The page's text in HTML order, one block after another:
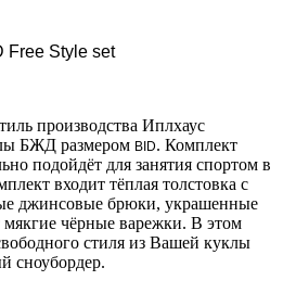
Free Style set
производства Иплхаус
БЖД размером BID. Комплект
подойдёт для занятия спортом в
входит тёплая толстовка с
джинсовые брюки, украшенные
чёрные варежки. В этом
стиля из Вашей куклы
сноубордер.